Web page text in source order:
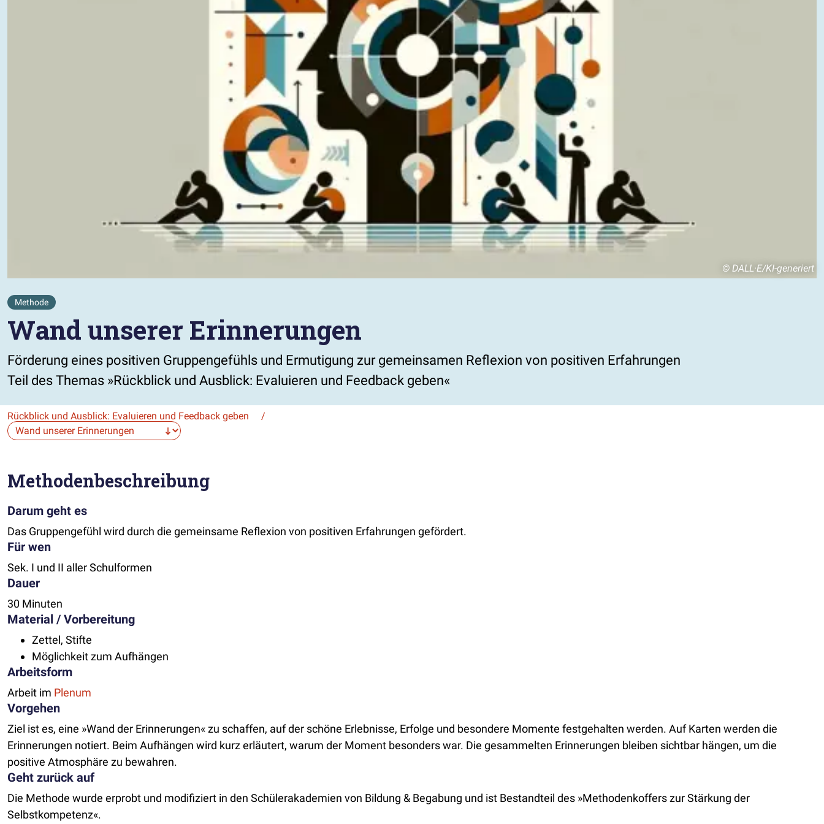
Methode
Wand unserer Erinnerungen
Förderung eines positiven Gruppengefühls und Ermutigung zur gemeinsamen Reflexion von positiven Erfahrungen
Teil des Themas »Rückblick und Ausblick: Evaluieren und Feedback geben«
© DALL·E/KI-generiert
Rückblick und Ausblick: Evaluieren und Feedback geben /
Methodenbeschreibung
Darum geht es
Das Gruppengefühl wird durch die gemeinsame Reflexion von positiven Erfahrungen gefördert.
Für wen
Sek. I und II aller Schulformen
Dauer
30 Minuten
Material / Vorbereitung
Zettel, Stifte
Möglichkeit zum Aufhängen
Arbeitsform
Arbeit im Plenum
Vorgehen
Ziel ist es, eine »Wand der Erinnerungen« zu schaffen, auf der schöne Erlebnisse, Erfolge und besondere Momente festgehalten werden. Auf Karten werden die
Erinnerungen notiert. Beim Aufhängen wird kurz erläutert, warum der Moment besonders war. Die gesammelten Erinnerungen bleiben sichtbar hängen, um die
positive Atmosphäre zu bewahren.
Geht zurück auf
Die Methode wurde erprobt und modifiziert in den Schülerakademien von Bildung & Begabung und ist Bestandteil des »Methodenkoffers zur Stärkung der
Selbstkompetenz«.